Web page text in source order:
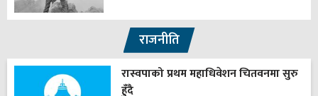
राजनीति
रास्वपाको प्रथम महाधिवेशन चितवनमा सुरु
हुँदै